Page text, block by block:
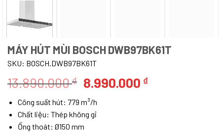
MÁY HÚT MÙI BOSCH DWB97BK61T
SKU: BOSCH.DWB97BK61T
13.890.000₫ Giá
gốc
là:
13.890.000 ₫.
8.990.000 ₫Giá
Công suất hút: 779 m³/h
Chất liệu: Thép không gỉ
Ống thoát: Ø150 mm